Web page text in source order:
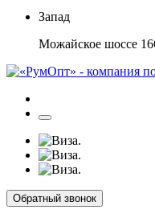
Запад
Можайское шоссе
Обратный звонок